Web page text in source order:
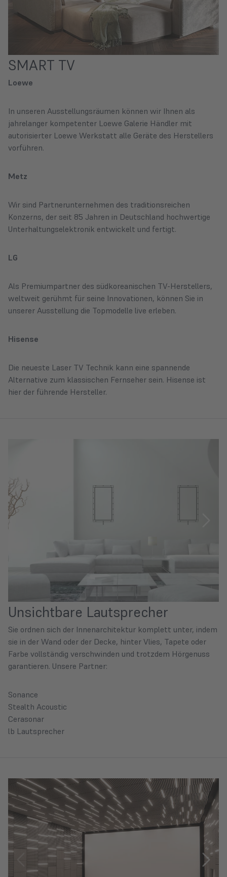
SMART TV
Loewe
In unseren Ausstellungsräumen können wir Ihnen als
jahrelanger kompetenter Loewe Galerie Händler mit
autorisierter Loewe Werkstatt alle Geräte des Herstellers
vorführen.
Metz
Wir sind Partnerunternehmen des traditionsreichen
Konzerns, der seit 85 Jahren in Deutschland hochwertige
Unterhaltungselektronik entwickelt und fertigt.
LG
Als Premiumpartner des südkoreanischen TV-Herstellers,
weltweit gerühmt für seine Innovationen, können Sie in
unserer Ausstellung die Topmodelle live erleben.
Hisense
Die neueste Laser TV Technik kann eine spannende
Alternative zum klassischen Fernseher sein. Hisense ist
hier der führende Hersteller.
Unsichtbare Lautsprecher
Sie ordnen sich der Innenarchitektur komplett unter, indem
sie in der Wand oder der Decke, hinter Vlies, Tapete oder
Farbe vollständig verschwinden und trotzdem Hörgenuss
garantieren. Unsere Partner:
Sonance
Stealth Acoustic
Cerasonar
lb Lautsprecher